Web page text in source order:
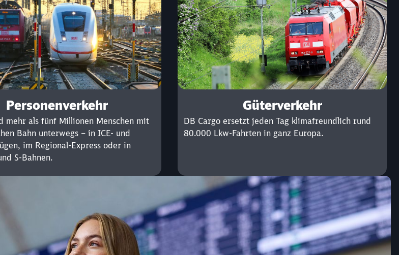
Personenverkehr
mehr als fünf Millionen Menschen mit
Bahn unterwegs – in ICE- und
im Regional-Express oder in
S-Bahnen.
Güterverkehr
DB Cargo ersetzt jeden Tag klimafreundlich rund
80.000 Lkw-Fahrten in ganz Europa.